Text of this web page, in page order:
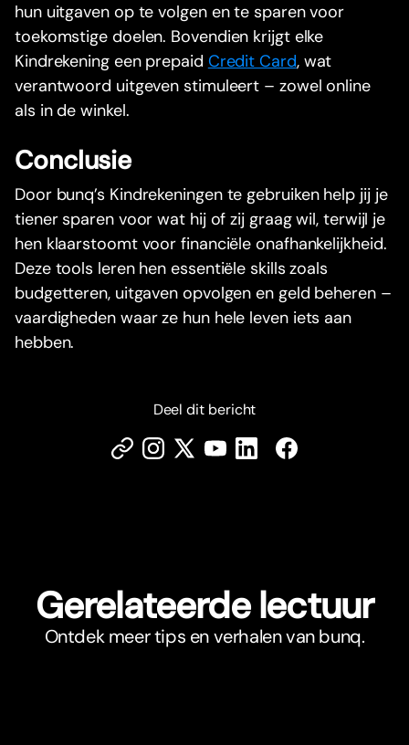
hun uitgaven op te volgen en te sparen voor
toekomstige doelen. Bovendien krijgt elke
Kindrekening een prepaid Credit Card, wat
verantwoord uitgeven stimuleert – zowel online
als in de winkel.
Conclusie
Door bunq’s Kindrekeningen te gebruiken help jij je
tiener sparen voor wat hij of zij graag wil, terwijl je
hen klaarstoomt voor financiële onafhankelijkheid.
Deze tools leren hen essentiële skills zoals
budgetteren, uitgaven opvolgen en geld beheren –
vaardigheden waar ze hun hele leven iets aan
hebben.
Deel dit bericht
Gerelateerde lectuur
Ontdek meer tips en verhalen van bunq.